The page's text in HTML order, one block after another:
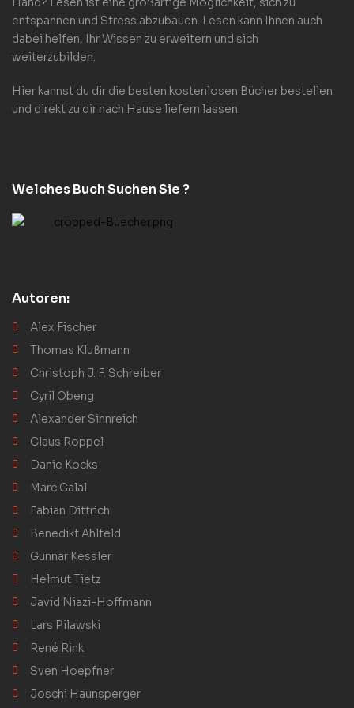
entspannen und Stress abzubauen. Lesen kann Ihnen auch
dabei helfen, Ihr Wissen zu erweitern und sich
weiterzubilden.
Hier kannst du dir die besten kostenlosen Bücher bestellen
und direkt zu dir nach Hause liefern lassen.
Welches Buch Suchen Sie ?
Autoren:
Alex Fischer
Thomas Klußmann
Christoph J. F. Schreiber
Cyril Obeng
Alexander Sinnreich
Claus Roppel
Danie Kocks
Marc Galal
Fabian Dittrich
Benedikt Ahlfeld
Gunnar Kessler
Helmut Tietz
Javid Niazi-Hoffmann
Lars Pilawski
René Rink
Sven Hoepfner
Joschi Haunsperger